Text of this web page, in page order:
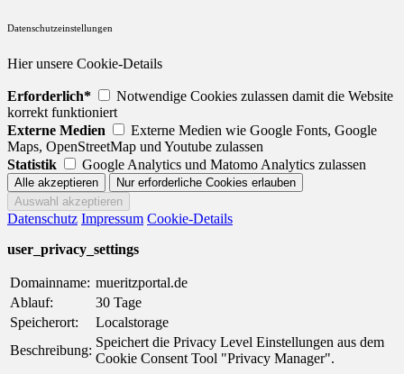
Datenschutzeinstellungen
Hier unsere Cookie-Details
Erforderlich*
Notwendige Cookies zulassen damit die Website
korrekt funktioniert
Externe Medien
Externe Medien wie Google Fonts, Google
Maps, OpenStreetMap und Youtube zulassen
Statistik
Google Analytics und Matomo Analytics zulassen
Datenschutz Impressum Cookie-Details
user_privacy_settings
Domainname: mueritzportal.de
Ablauf:
30 Tage
Speicherort:
Localstorage
Beschreibung:
Speichert die Privacy Level Einstellungen aus dem
Cookie Consent Tool "Privacy Manager".